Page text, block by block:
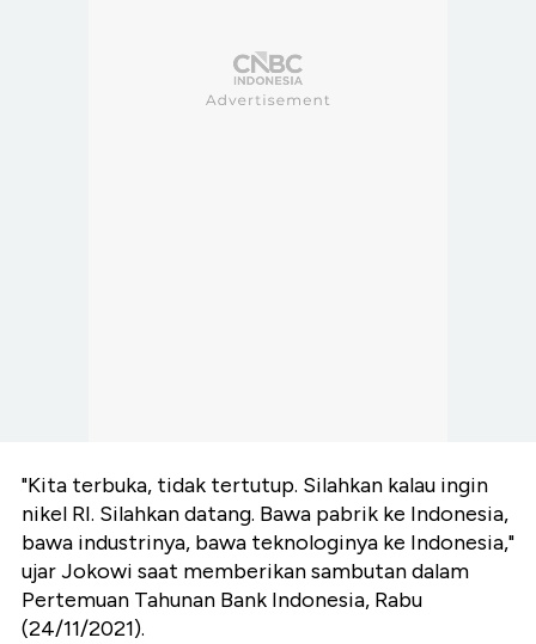
"Kita terbuka, tidak tertutup. Silahkan kalau ingin
nikel RI. Silahkan datang. Bawa pabrik ke Indonesia,
bawa industrinya, bawa teknologinya ke Indonesia,"
ujar Jokowi saat memberikan sambutan dalam
Pertemuan Tahunan Bank Indonesia, Rabu
(24/11/2021).